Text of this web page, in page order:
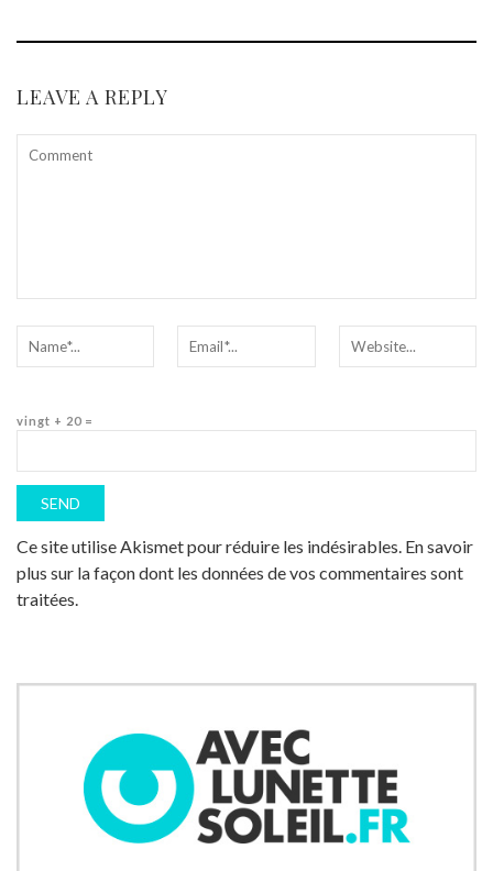
LEAVE A REPLY
vingt + 20 =
Ce site utilise Akismet pour réduire les indésirables. En savoir
plus sur la façon dont les données de vos commentaires sont
traitées